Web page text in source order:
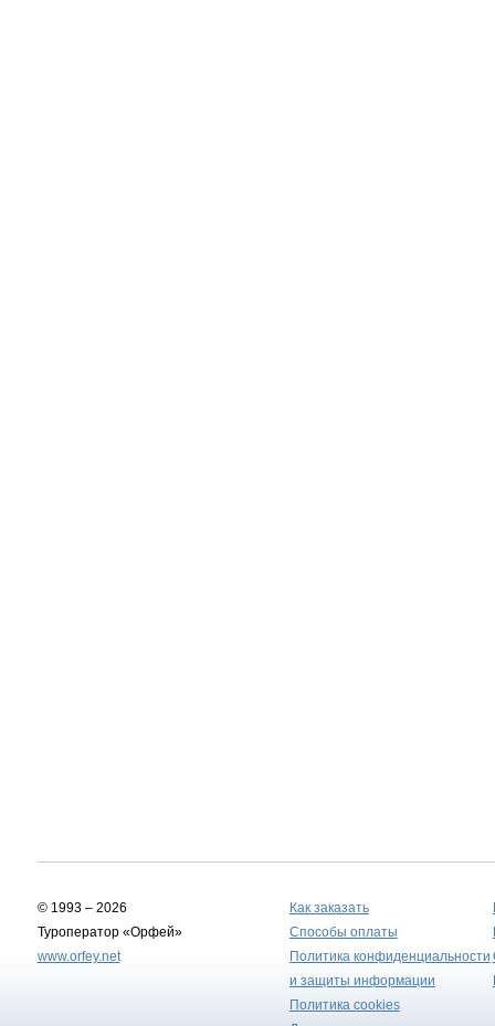
© 1993 – 2026
Туроператор «Орфей»
www.orfey.net
Как заказать
Способы оплаты
Политика конфиденциальности
и защиты информации
Политика cookies